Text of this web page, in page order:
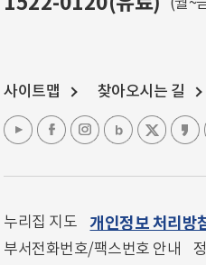
(월~
사이트맵 찾아오시는 길
누리집 지도 개인정보 처리방
부서전화번호/팩스번호 안내